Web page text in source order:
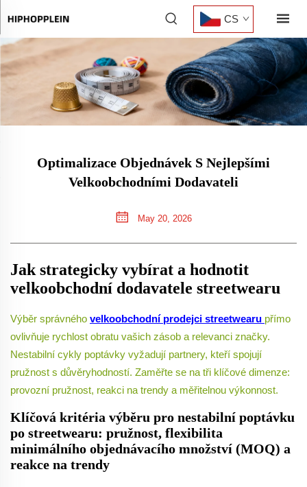
CS
Optimalizace Objednávek S Nejlepšími
Velkoobchodními Dodavateli
May 20, 2026
Jak strategicky vybírat a hodnotit
velkoobchodní dodavatele streetwearu
Výběr správného velkoobchodní prodejci streetwearu přímo
ovlivňuje rychlost obratu vašich zásob a relevanci značky.
Nestabilní cykly poptávky vyžadují partnery, kteří spojují
pružnost s důvěryhodností. Zaměřte se na tři klíčové dimenze:
provozní pružnost, reakci na trendy a měřitelnou výkonnost.
Klíčová kritéria výběru pro nestabilní poptávku
po streetwearu: pružnost, flexibilita
minimálního objednávacího množství (MOQ) a
reakce na trendy